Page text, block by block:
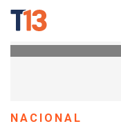
NACIONAL